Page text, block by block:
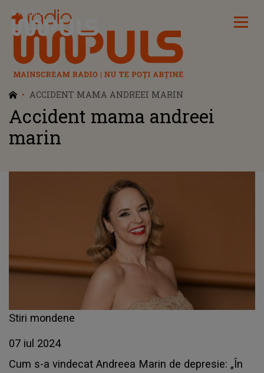
Radio Impuls
ACCIDENT MAMA ANDREEI MARIN
Accident mama andreei
marin
Stiri mondene
07 iul 2024
Cum s-a vindecat Andreea Marin de depresie: „În